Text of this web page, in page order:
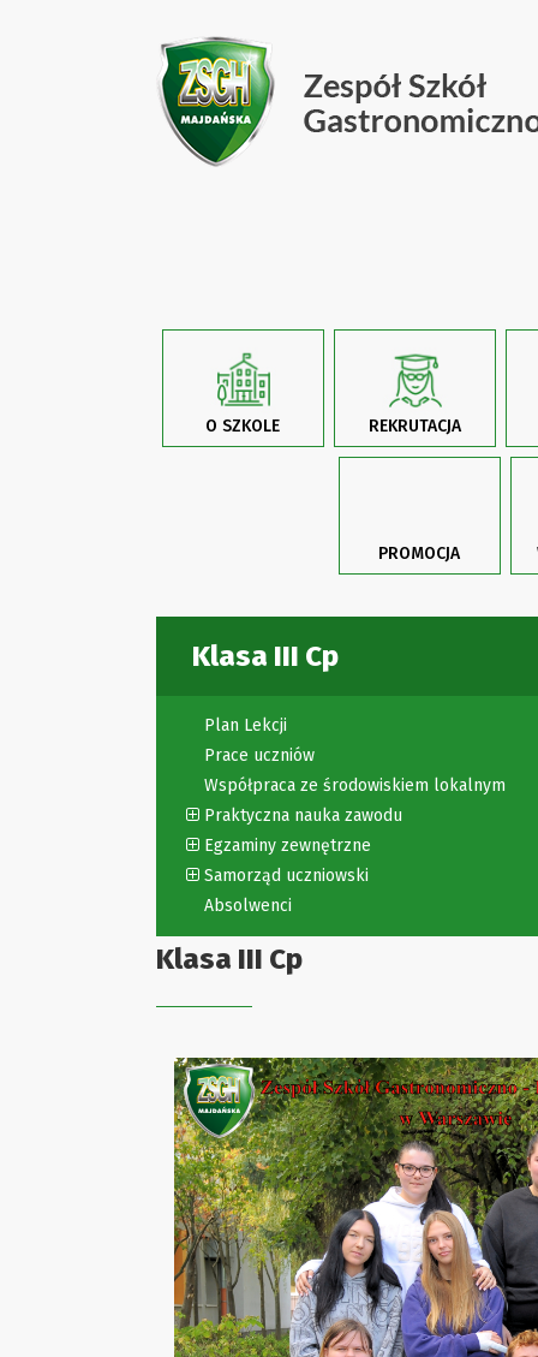
O SZKOLE REKRUTACJA
PROMOCJA
Klasa III Cp
Plan Lekcji
Prace uczniów
Współpraca ze środowiskiem lokalnym
Praktyczna nauka zawodu
Egzaminy zewnętrzne
Samorząd uczniowski
Absolwenci
Klasa III Cp